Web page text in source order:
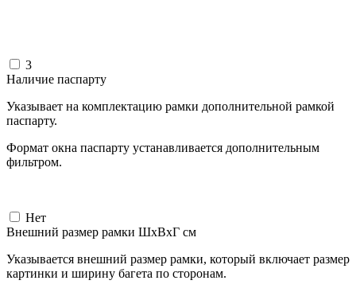
3
Наличие паспарту
Указывает на комплектацию рамки дополнительной рамкой
паспарту.
Формат окна паспарту устанавливается дополнительным
фильтром.
Нет
Внешний размер рамки ШxВxГ см
Указывается внешний размер рамки, который включает размер
картинки и ширину багета по сторонам.